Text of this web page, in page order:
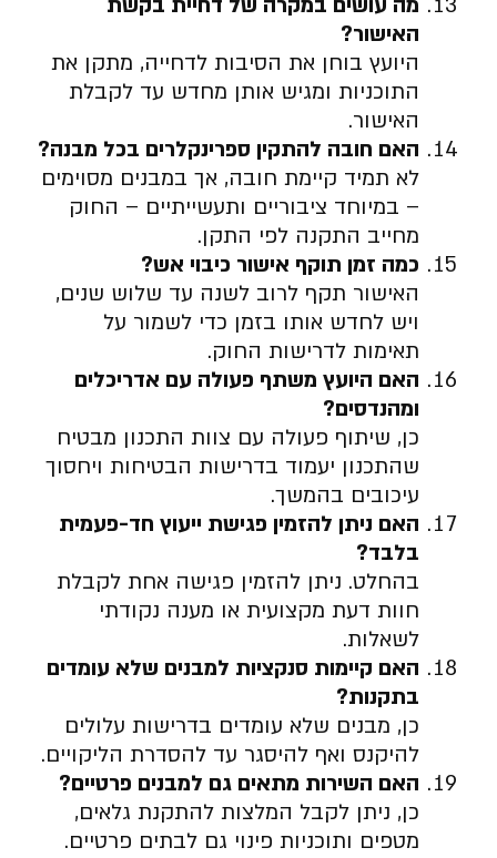
האישור?
היועץ בוחן את הסיבות לדחייה, מתקן את
התוכניות ומגיש אותן מחדש עד לקבלת
האישור.
האם חובה להתקין ספרינקלרים בכל מבנה?
לא תמיד קיימת חובה, אך במבנים מסוימים
– במיוחד ציבוריים ותעשייתיים – החוק
מחייב התקנה לפי התקן.
כמה זמן תוקף אישור כיבוי אש?
האישור תקף לרוב לשנה עד שלוש שנים,
ויש לחדש אותו בזמן כדי לשמור על
תאימות לדרישות החוק.
האם היועץ משתף פעולה עם אדריכלים
ומהנדסים?
כן, שיתוף פעולה עם צוות התכנון מבטיח
שהתכנון יעמוד בדרישות הבטיחות ויחסוך
עיכובים בהמשך.
האם ניתן להזמין פגישת ייעוץ חד-פעמית
בלבד?
בהחלט. ניתן להזמין פגישה אחת לקבלת
חוות דעת מקצועית או מענה נקודתי
לשאלות.
האם קיימות סנקציות למבנים שלא עומדים
בתקנות?
כן, מבנים שלא עומדים בדרישות עלולים
להיקנס ואף להיסגר עד להסדרת הליקויים.
האם השירות מתאים גם למבנים פרטיים?
כן, ניתן לקבל המלצות להתקנת גלאים,
מטפים ותוכניות פינוי גם לבתים פרטיים.